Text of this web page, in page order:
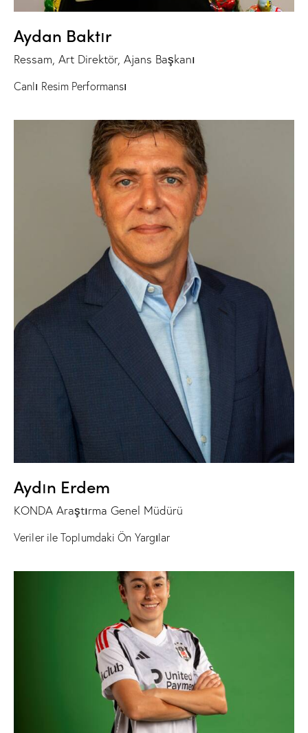
Aydan Baktır
Ressam, Art Direktör, Ajans Başkanı
Canlı Resim Performansı
Aydın Erdem
KONDA Araştırma Genel Müdürü
Veriler ile Toplumdaki Ön Yargılar